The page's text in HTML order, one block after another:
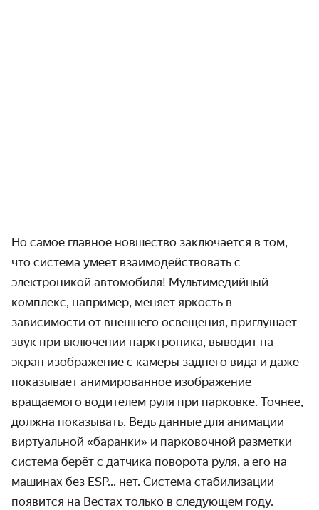
Но самое главное новшество заключается в том,
что система умеет взаимодействовать с
электроникой автомобиля! Мультимедийный
комплекс, например, меняет яркость в
зависимости от внешнего освещения, приглушает
звук при включении парктроника, выводит на
экран изображение с камеры заднего вида и даже
показывает анимированное изображение
вращаемого водителем руля при парковке. Точнее,
должна показывать. Ведь данные для анимации
виртуальной «баранки» и парковочной разметки
система берёт с датчика поворота руля, а его на
машинах без ESP... нет. Система стабилизации
появится на Вестах только в следующем году.